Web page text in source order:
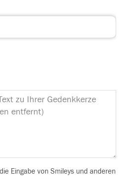
Eingabe von Smileys und anderen